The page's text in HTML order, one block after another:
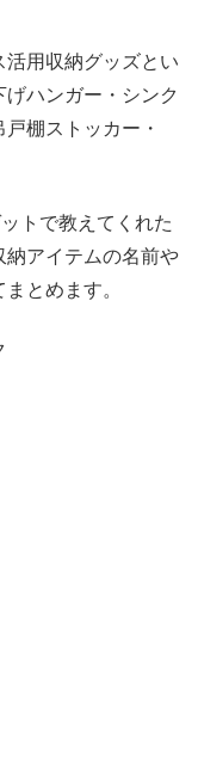
用収納グッズとい
ハンガー・シンク
棚ストッカー・
トで教えてくれた
納アイテムの名前や
とめます。